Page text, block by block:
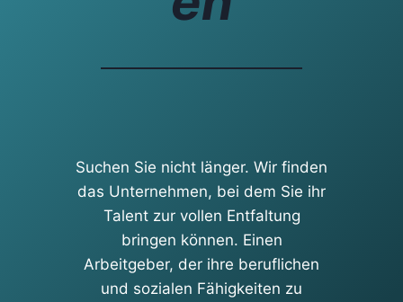
Suchen Sie nicht länger. Wir finden
das Unternehmen, bei dem Sie ihr
Talent zur vollen Entfaltung
bringen können. Einen
Arbeitgeber, der ihre beruflichen
und sozialen Fähigkeiten zu